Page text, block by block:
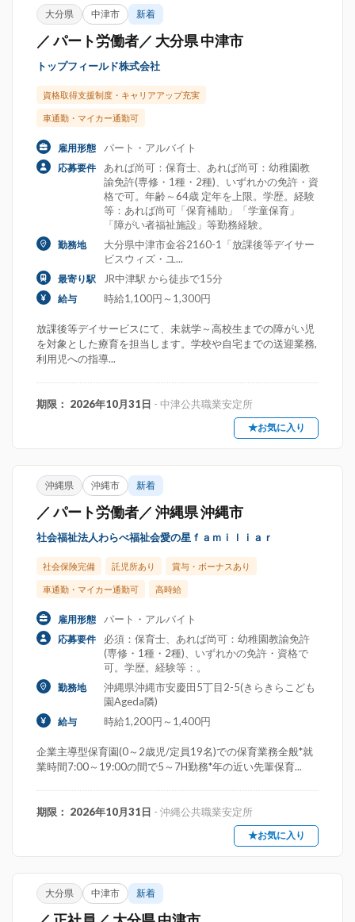
大分県 中津市 新着
／ パート労働者／ 大分県 中津市
トップフィールド株式会社
資格取得支援制度・キャリアアップ充実
車通勤・マイカー通勤可
雇用形態 パート・アルバイト
応募要件
あれば尚可：保育士、あれば尚可：幼稚園教
諭免許(専修・1種・2種)、いずれかの免許・資
格で可。年齢～64歳 定年を上限。学歴。経験
等：あれば尚可「保育補助」「学童保育」
「障がい者福祉施設」等勤務経験。
勤務地
大分県中津市金谷2160-1「放課後等デイサー
ビスウィズ・ユ...
最寄り駅 JR中津駅 から徒歩で15分
給与 時給1,100円～1,300円
放課後等デイサービスにて、未就学～高校生までの障がい児
を対象とした療育を担当します。学校や自宅までの送迎業務,
利用児への指導...
期限： 2026年10月31日 - 中津公共職業安定所
★お気に入り
沖縄県 沖縄市 新着
／ パート労働者／ 沖縄県 沖縄市
社会福祉法人わらべ福祉会愛の星ｆａｍｉｌｉａｒ
社会保険完備 託児所あり 賞与・ボーナスあり
車通勤・マイカー通勤可 高時給
雇用形態 パート・アルバイト
応募要件
必須：保育士、あれば尚可：幼稚園教諭免許
(専修・1種・2種)、いずれかの免許・資格で
可。学歴。経験等：。
勤務地
沖縄県沖縄市安慶田5丁目2-5(きらきらこども
園Ageda隣)
給与 時給1,200円～1,400円
企業主導型保育園(0～2歳児/定員19名)での保育業務全般*就
業時間7:00～19:00の間で5～7H勤務*年の近い先輩保育...
期限： 2026年10月31日 - 沖縄公共職業安定所
★お気に入り
大分県 中津市 新着